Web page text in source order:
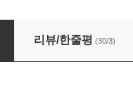
리뷰/한줄평 (30/3)